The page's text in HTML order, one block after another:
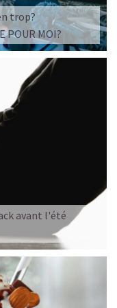
trop?
POUR MOI?
avant l'été